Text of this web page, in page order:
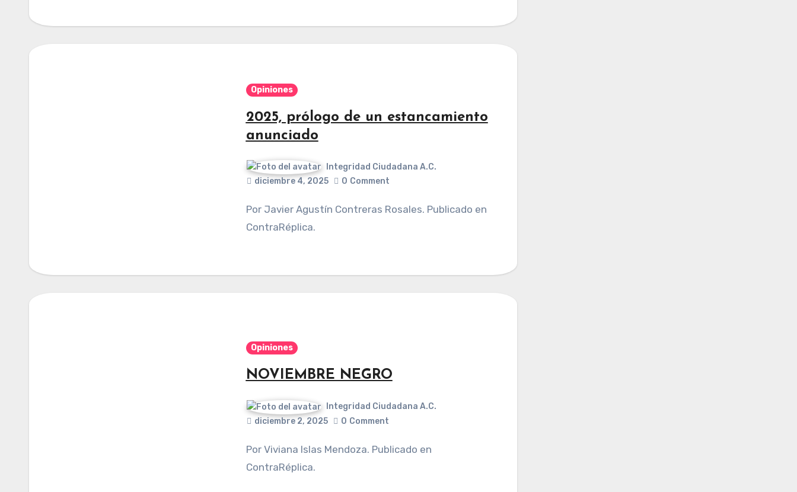
Opiniones
2025, prólogo de un estancamiento
anunciado
Integridad Ciudadana A.C.
diciembre 4, 2025
0 Comment
Por Javier Agustín Contreras Rosales. Publicado en
ContraRéplica.
Opiniones
NOVIEMBRE NEGRO
Integridad Ciudadana A.C.
diciembre 2, 2025
0 Comment
Por Viviana Islas Mendoza. Publicado en
ContraRéplica.